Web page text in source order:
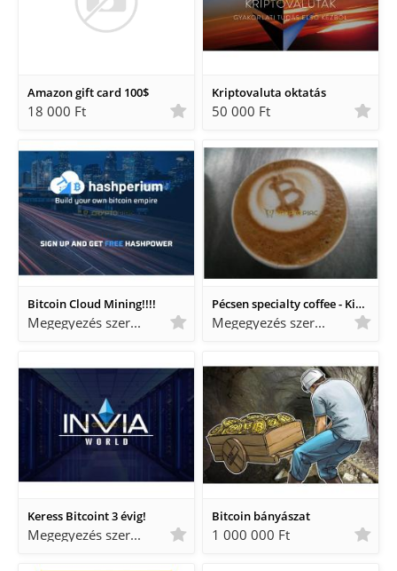
Amazon gift card 100$
18 000 Ft
Kriptovaluta oktatás
50 000 Ft
Bitcoin Cloud Mining!!!!
Megegyezés szerint Megegyezés szerint
Pécsen specialty coffee - Kisülés Kávéműhely - bitcoin és ether elfogadóhely, Pécs, Ferencesek u. 5.
Megegyezés szerint Megegyezés szerint
Keress Bitcoint 3 évig!
Megegyezés szerint Megegyezés szerint
Bitcoin bányászat
1 000 000 Ft